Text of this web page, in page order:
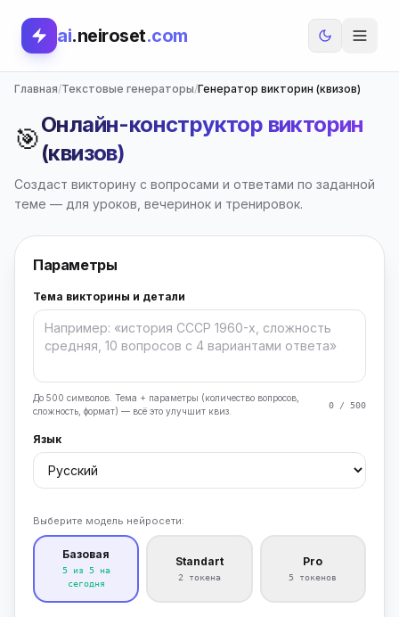
ai.neiroset.com
Главная/Текстовые генераторы/Генератор викторин (квизов)
🎯Онлайн-конструктор викторин
(квизов)
Создаст викторину с вопросами и ответами по заданной
теме — для уроков, вечеринок и тренировок.
Параметры
Тема викторины и детали
До 500 символов. Тема + параметры (количество вопросов,
сложность, формат) — всё это улучшит квиз.
0 / 500
Язык
Выберите модель нейросети:
Базовая
5 из 5 на
сегодня
Standart
2 токена
Pro
5 токенов